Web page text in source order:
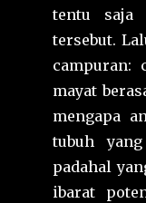
tentu saja
tersebut.
campuran:
mayat
mengapa
tubuh
padahal
ibarat